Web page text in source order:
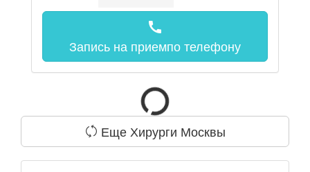
call
Запись на приемпо телефону
Еще Хирурги Москвы